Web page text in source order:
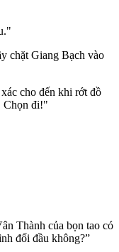
chặt Giang Bạch vào
cho đến khi rớt đồ
Chọn đi!"
Thành của bọn tao có
đối đầu không?”